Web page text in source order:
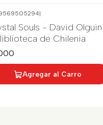
|
Souls - David Olguin
de Chilenia
Agregar al Carro